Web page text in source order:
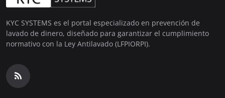
KYC SYSTEMS es el portal especializado en prevención de
lavado de dinero, diseñado para garantizar el cumplimiento
normativo con la Ley Antilavado (LFPIORPI).